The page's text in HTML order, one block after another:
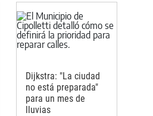
Dijkstra: "La ciudad
no está preparada"
para un mes de
lluvias